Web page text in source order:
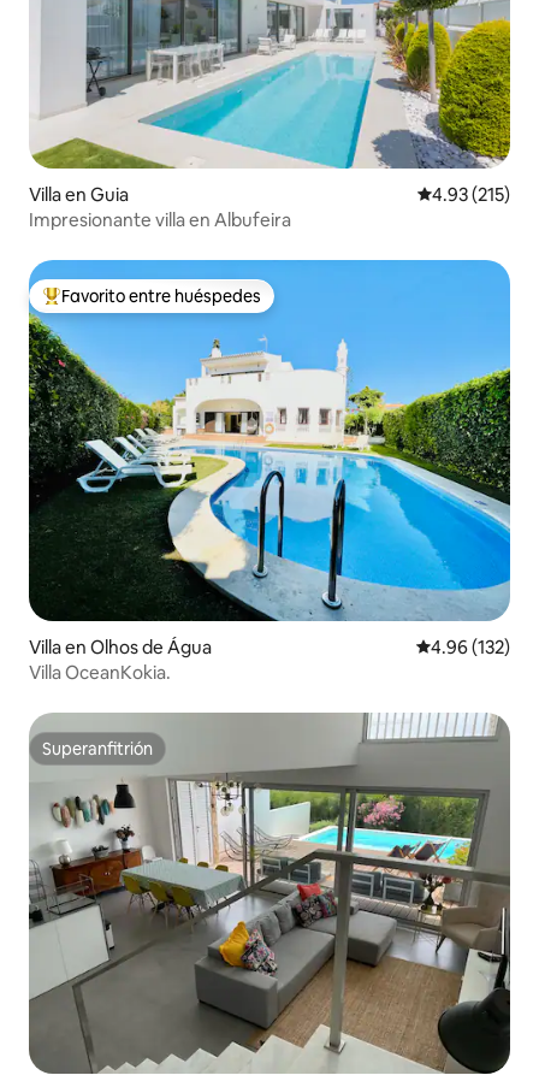
Villa en Guia Calificación
4.93 (215)
Impresionante villa en Albufeira
Favorito entre huéspedes preferido
Favorito entre huéspedes
Villa en Olhos de Água Calificación
4.96 (132)
Villa OceanKokia.
Superanfitrión
Superanfitrión